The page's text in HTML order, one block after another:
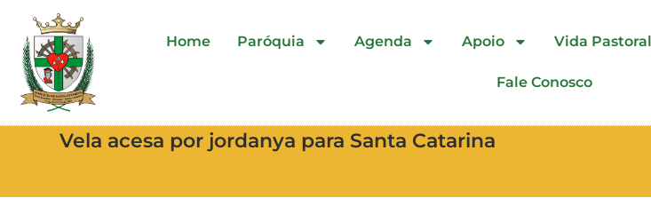
Home Paróquia Agenda Apoio Vida Pastoral
Fale Conosco
Vela acesa por jordanya para Santa Catarina